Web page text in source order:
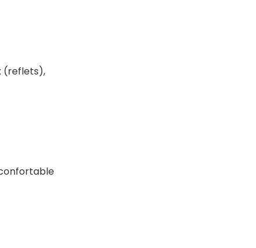
(reflets),